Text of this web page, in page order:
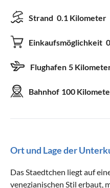
Strand 0.1 Kilometer
Einkaufsmöglichkeit
Flughafen 5
Bahnhof 100
Ort und Lage der
Das Staedtchen liegt auf
venezianischen Stil erbaut,